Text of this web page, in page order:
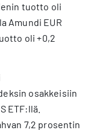
tuotto oli
Amundi EUR
oli +0,2
osakkeisiin
ETF:llä.
7,2 prosentin